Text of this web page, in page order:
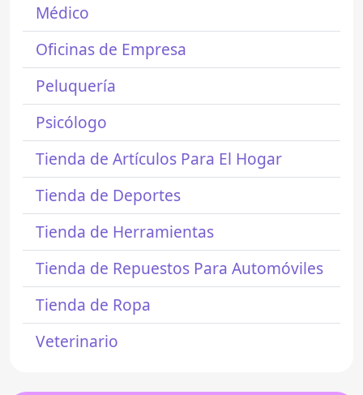
Médico
Oficinas de Empresa
Peluquería
Psicólogo
Tienda de Artículos Para El Hogar
Tienda de Deportes
Tienda de Herramientas
Tienda de Repuestos Para Automóviles
Tienda de Ropa
Veterinario